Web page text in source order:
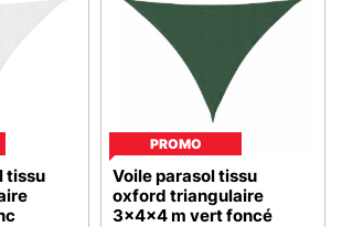
tissu
PROMO
Voile parasol tissu
oxford triangulaire
3x4x4 m vert foncé